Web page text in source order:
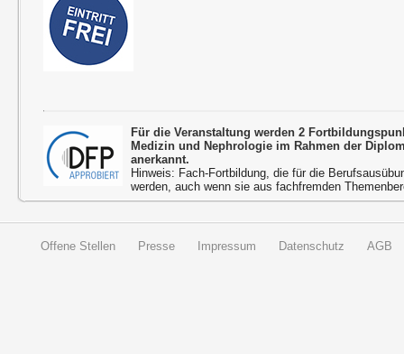
Für die Veranstaltung werden 2
Medizin und Nephrologie im Rahmen der
anerkannt.
Hinweis: Fach-Fortbildung, die für die
werden, auch wenn sie aus fachfremden
Offene Stellen Presse Impressum Datenschutz AGB